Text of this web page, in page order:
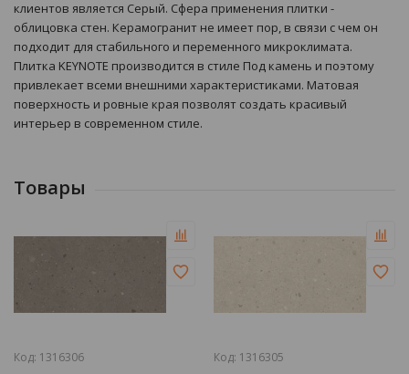
клиентов является Серый. Сфера применения плитки -
облицовка стен. Керамогранит не имеет пор, в связи с чем он
подходит для стабильного и переменного микроклимата.
Плитка KEYNOTE производится в стиле Под камень и поэтому
привлекает всеми внешними характеристиками. Матовая
поверхность и ровные края позволят создать красивый
интерьер в современном стиле.
Товары
Код: 1316306 Код: 1316305